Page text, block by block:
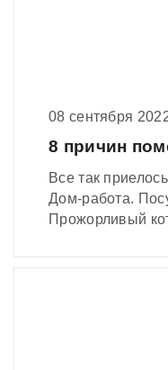
08 сентября
8 причин
Все так
Дом-работа.
Прожорливый